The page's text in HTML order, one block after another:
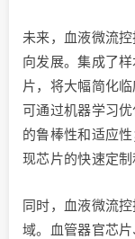
未来，血液微流
向发展。集成了
片，将大幅简化
可通过机器学习
的鲁棒性和适应
现芯片的快速定制
同时，血液微流
域。血管器官芯